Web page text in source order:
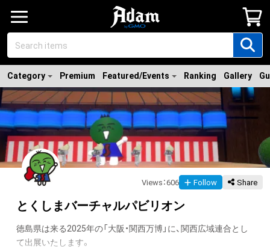
Category Premium Featured/Events Ranking Gallery
Views ：606 Follow Share
とくしまバーチャルパビリオン
徳島県は来る2025年の「大阪・関西万博」に、関西広域連合とし
て出展いたします。